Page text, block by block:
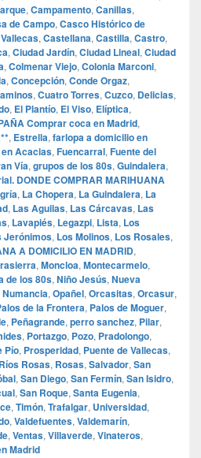
, Campamento, Canillas,
de Campo, Casco Histórico de
, Castellana, Castilla, Castro,
, Ciudad Jardín, Ciudad Lineal, Ciudad
, Colmenar Viejo, Colonia Marconi,
, Concepción, Conde Orgaz,
, Cuatro Torres, Cuzco, Delicias,
, El Plantío, El Viso, Elíptica,
Comprar coca en Madrid,
, Estrella, farlopa a domicilio en
Acacias, Fuencarral, Fuente del
Vía, grupos de los 80s, Guindalera,
DONDE COMPRAR MARIHUANA
, La Chopera, La Guindalera, La
, Las Aguilas, Las Cárcavas, Las
, Lavapiés, Legazpi, Lista, Los
Jerónimos, Los Molinos, Los Rosales,
A DOMICILIO EN MADRID,
, Moncloa, Montecarmelo,
de los 80s, Niño Jesús, Nueva
Numancia, Opañel, Orcasitas, Orcasur,
de la Frontera, Palos de Moguer,
, Peñagrande, perro sanchez, Pilar,
, Portazgo, Pozo, Pradolongo,
Pío, Prosperidad, Puente de Vallecas,
Ríos Rosas, Rosas, Salvador, San
, San Diego, San Fermín, San Isidro,
, San Roque, Santa Eugenia,
, Timón, Trafalgar, Universidad,
, Valdefuentes, Valdemarín,
, Ventas, Villaverde, Vinateros,
Madrid